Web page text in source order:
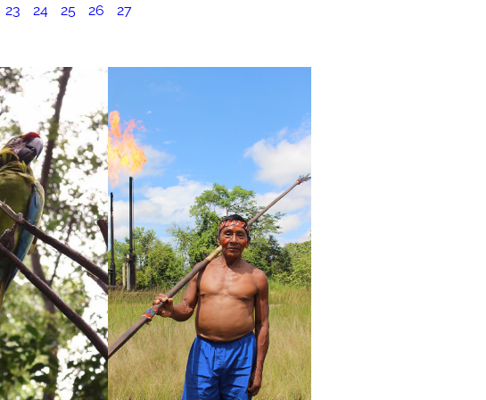
23 24 25 26 27